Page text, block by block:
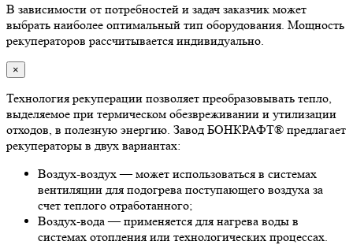
В зависимости от потребностей и задач заказчик может
выбрать наиболее оптимальный тип оборудования. Мощность
рекуператоров рассчитывается индивидуально.
×
Технология рекуперации позволяет преобразовывать тепло,
выделяемое при термическом обезвреживании и утилизации
отходов, в полезную энергию. Завод БОНКРАФТ® предлагает
рекуператоры в двух вариантах:
Воздух-воздух — может использоваться в системах
вентиляции для подогрева поступающего воздуха за
счет теплого отработанного;
Воздух-вода — применяется для нагрева воды в
системах отопления или технологических процессах.